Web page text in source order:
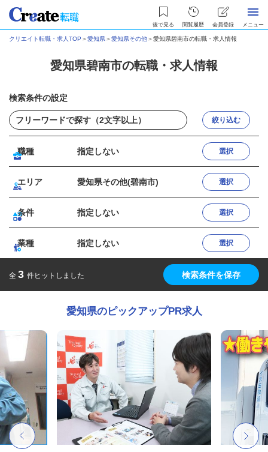
後で見る 閲覧履歴 会員登録 メニュー
クリエイト転職・求人TOP ＞愛知県＞愛知県その他＞愛知県碧南市の転職・求人情報
愛知県碧南市の転職・求人情報
検索条件の設定
絞り込む
職種 指定しない 選択
エリア 愛知県その他(碧南市) 選択
条件 指定しない 選択
業種 指定しない 選択
全 3 件ヒットしました 検索条件を保存
愛知県のピックアップPR求人